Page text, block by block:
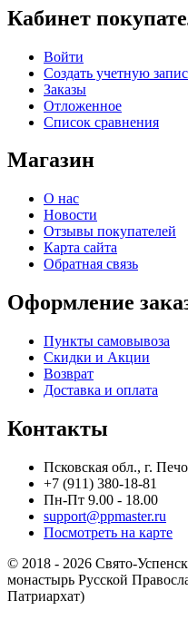
Кабинет
Войти
Создать учетную
Заказы
Отложенное
Список сравнения
Магазин
О нас
Новости
Отзывы покупателей
Карта сайта
Обратная связь
Оформление
Пункты самовывоза
Скидки и Акции
Возврат
Доставка и оплата
Контакты
Псковская обл., г.
+7 (911) 380-18-81
Пн-Пт 9.00 - 18.00
support@ppmaster.ru
Посмотреть на карте
© 2018 - 2026 Свято-
монастырь Русской
Патриархат)